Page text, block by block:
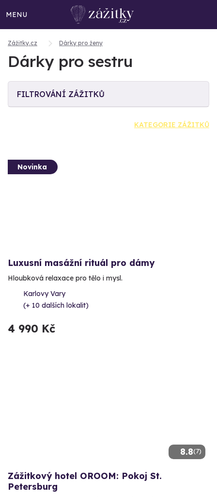
MENU
Zážitky.cz Dárky pro ženy
Dárky pro sestru
FILTROVÁNÍ ZÁŽITKŮ
KATEGORIE ZÁŽITKŮ
Novinka
Luxusní masážní rituál pro dámy
Hloubková relaxace pro tělo i mysl.
Karlovy Vary
(+ 10 dalších lokalit)
4 990 Kč
8.8(7)
Zážitkový hotel OROOM: Pokoj St.
Petersburg